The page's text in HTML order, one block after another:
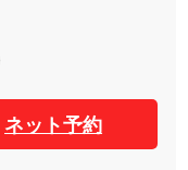
ネット予約